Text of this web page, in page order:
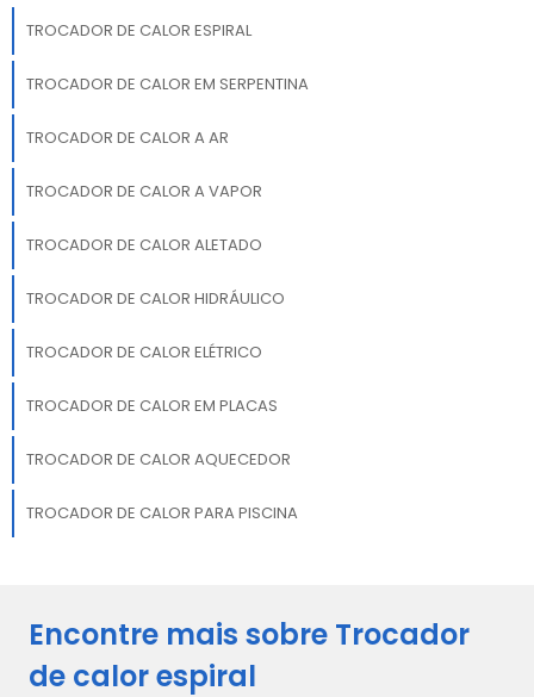
TROCADOR DE CALOR ESPIRAL
TROCADOR DE CALOR EM SERPENTINA
TROCADOR DE CALOR A AR
TROCADOR DE CALOR A VAPOR
TROCADOR DE CALOR ALETADO
TROCADOR DE CALOR HIDRÁULICO
TROCADOR DE CALOR ELÉTRICO
TROCADOR DE CALOR EM PLACAS
TROCADOR DE CALOR AQUECEDOR
TROCADOR DE CALOR PARA PISCINA
Encontre mais sobre Trocador
de calor espiral